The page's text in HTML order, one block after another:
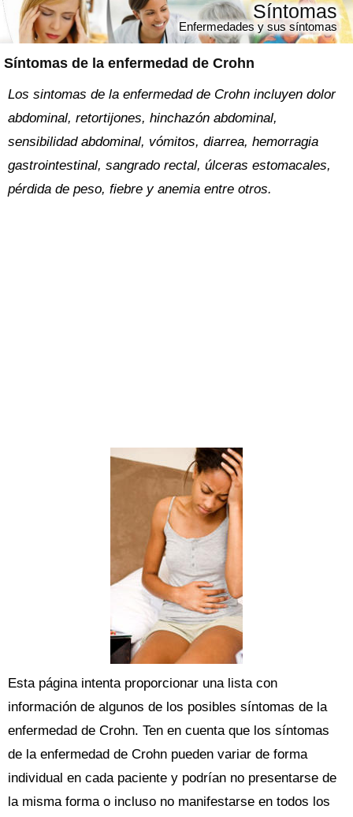
Síntomas de la enfermedad de Crohn
Síntomas
Enfermedades y sus síntomas
Los sintomas de la enfermedad de Crohn incluyen dolor
abdominal, retortijones, hinchazón abdominal,
sensibilidad abdominal, vómitos, diarrea, hemorragia
gastrointestinal, sangrado rectal, úlceras estomacales,
pérdida de peso, fiebre y anemia entre otros.
Esta página intenta proporcionar una lista con
información de algunos de los posibles síntomas de la
enfermedad de Crohn. Ten en cuenta que los síntomas
de la enfermedad de Crohn pueden variar de forma
individual en cada paciente y podrían no presentarse de
la misma forma o incluso no manifestarse en todos los